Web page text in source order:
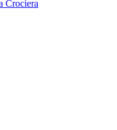
Crociera